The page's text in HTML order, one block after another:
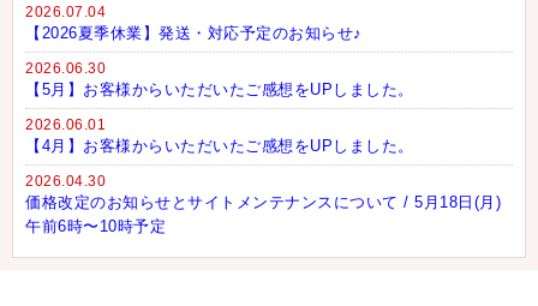
2026.07.04
【2026夏季休業】発送・対応予定のお知らせ♪
2026.06.30
【5月】お客様からいただいたご感想をUPしました。
2026.06.01
【4月】お客様からいただいたご感想をUPしました。
2026.04.30
価格改定のお知らせとサイトメンテナンスについて / 5月18日(月)
午前6時〜10時予定